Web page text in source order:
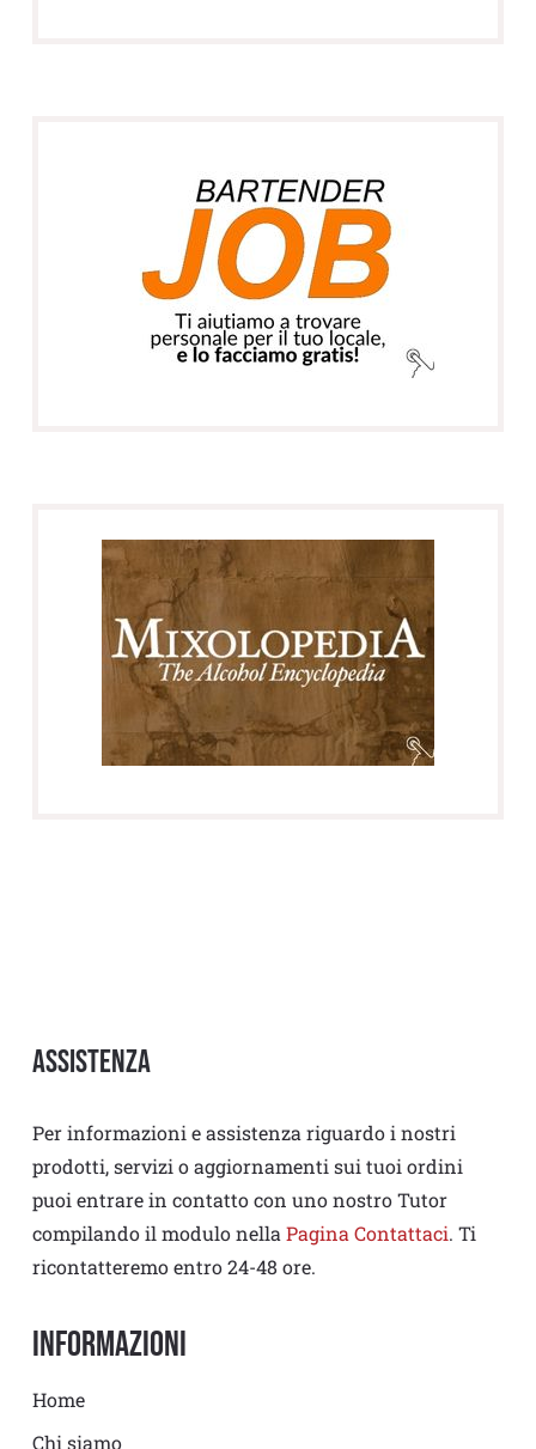
Assistenza
Per informazioni e assistenza riguardo i nostri
prodotti, servizi o aggiornamenti sui tuoi ordini
puoi entrare in contatto con uno nostro Tutor
compilando il modulo nella Pagina Contattaci. Ti
ricontatteremo entro 24-48 ore.
Informazioni
Home
Chi siamo